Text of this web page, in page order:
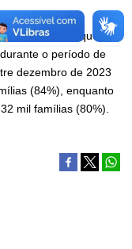
às famílias que
o período de
dezembro de 2023
(84%), enquanto
mil famílias (80%).